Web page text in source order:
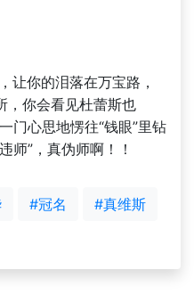
让你的泪落在万宝路，
，你会看见杜蕾斯也
门心思地愣往“钱眼”里钻
师”，真伪师啊！！
#冠名
#真维斯